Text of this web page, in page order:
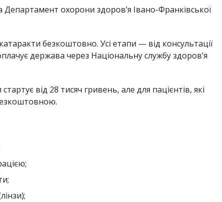
Департамент охорони здоров’я Івано-Франківської
безкоштовно. Усі етапи — від консультації
держава через Національну службу здоров’я
від 28 тисяч гривень, але для пацієнтів, які